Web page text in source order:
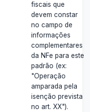
fiscais que
devem constar
no campo de
informações
complementares
da NFe para este
padrão (ex:
"Operação
amparada pela
isenção prevista
no art. XX").